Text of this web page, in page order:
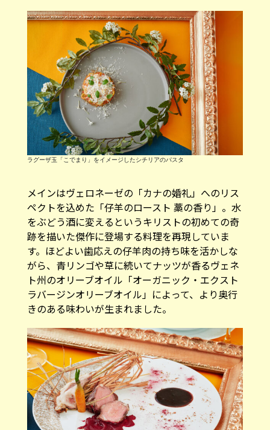
ラグーザ玉「こでまり」をイメージしたシチリアのパスタ
メインはヴェロネーゼの「カナの婚礼」へのリス
ペクトを込めた「仔羊のロースト 藁の香り」。水
をぶどう酒に変えるというキリストの初めての奇
跡を描いた傑作に登場する料理を再現していま
す。ほどよい歯応えの仔羊肉の持ち味を活かしな
がら、青リンゴや草に続いてナッツが香るヴェネ
ト州のオリーブオイル「オーガニック・エクスト
ラバージンオリーブオイル」によって、より奥行
きのある味わいが生まれました。